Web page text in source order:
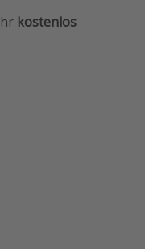
kostenlos